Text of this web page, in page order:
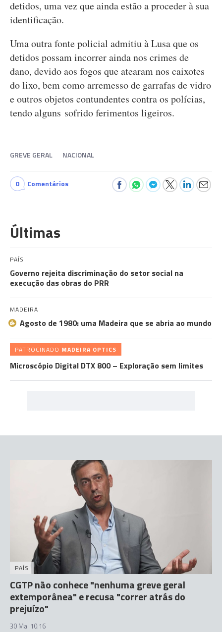
detidos, uma vez que ainda estão a proceder à sua
identificação.
Uma outra fonte policial admitiu à Lusa que os
detidos possam incorrer ainda nos crimes de
dano, devido aos fogos que atearam nos caixotes
do lixo, bem como arremesso de garrafas de vidro
e outros objetos contundentes contra os polícias,
tendo alguns sofrido ferimentos ligeiros.
GREVE GERAL NACIONAL
0 Comentários
Últimas
PAÍS
Governo rejeita discriminação do setor social na
execução das obras do PRR
MADEIRA
Agosto de 1980: uma Madeira que se abria ao mundo
PATROCINADO MADEIRA OPTICS
Microscópio Digital DTX 800 – Exploração sem limites
PAÍS
CGTP não conhece "nenhuma greve geral
extemporânea" e recusa "correr atrás do
prejuízo"
30 Mai 10:16